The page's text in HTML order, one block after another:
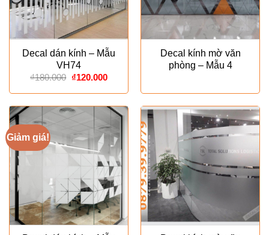
Decal dán kính – Mẫu
VH74
₫180.000 Giá
là:
₫180.000.
₫120.000Giá
tại
là:
₫120.000.
Decal kính mờ văn
phòng – Mẫu 4
Giảm giá!